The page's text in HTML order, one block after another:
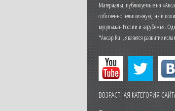
Материалы, публикуемые на
собственно религиозную, так и
мусульман России и зарубежья.
"Ансар.Ru", является развитие
ВОЗРАСТНАЯ КАТЕГОРИЯ